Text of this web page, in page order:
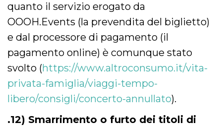
quanto il servizio erogato da
OOOH.Events (la prevendita del biglietto)
e dal processore di pagamento (il
pagamento online) è comunque stato
svolto (https://www.altroconsumo.it/vita-
privata-famiglia/viaggi-tempo-
libero/consigli/concerto-annullato).
.12) Smarrimento o furto dei titoli di